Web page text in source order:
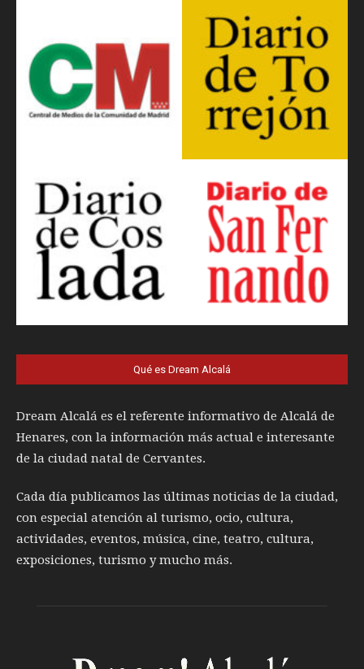
Qué es Dream Alcalá
Dream Alcalá es el referente informativo de Alcalá de
Henares, con la información más actual e interesante
de la ciudad natal de Cervantes.
Cada día publicamos las últimas noticias de la ciudad,
con especial atención al turismo, ocio, cultura,
actividades, eventos, música, cine, teatro, cultura,
exposiciones, turismo y mucho más.